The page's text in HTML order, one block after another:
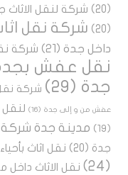
(20)
شركة لنقل الاثاث
(20)
شركة نقل
داخل جدة (21) شركة
نقل عفش
جدة (29) شركة
عفش من و إلى جدة (16) لنقل
(19)
مدينة جدة
جدة (20) نقل اثاث
(24)
نقل الاثاث داخل